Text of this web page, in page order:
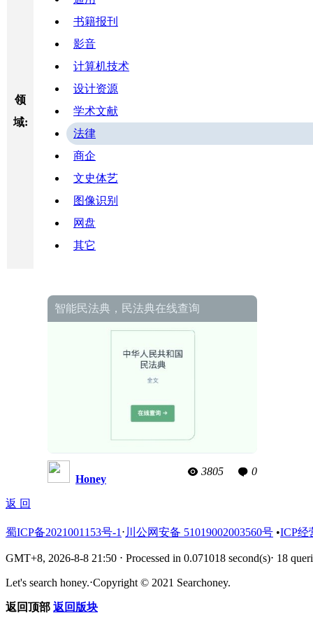
领
域:
书籍报刊
影音
计算机技术
设计资源
学术文献
法律
商企
文史体艺
图像识别
网盘
其它
智能民法典，民法典在线查询
Honey
0
3805
返 回
蜀ICP备2021001153号-1 ⋅ 川公网安备 51019002003560号 •ICP经
GMT+8, 2026-8-8 21:50 ⋅ Processed in 0.071018 second(s)⋅ 18
Let's search honey.⋅Copyright © 2021 Searchoney.
返回顶部 返回版块